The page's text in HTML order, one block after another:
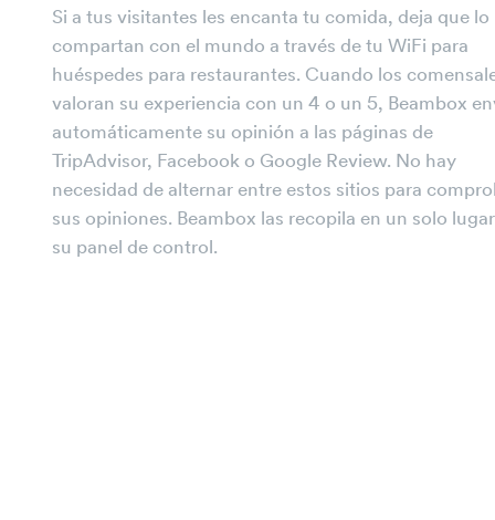
Si a tus visitantes les encanta tu comida, deja que lo
compartan con el mundo a través de tu WiFi para
huéspedes para restaurantes. Cuando los
valoran su experiencia con un 4 o un 5, Beambox
automáticamente su opinión a las páginas de
TripAdvisor, Facebook o Google Review. No hay
necesidad de alternar entre estos sitios para
sus opiniones. Beambox las recopila en un solo
su panel de control.